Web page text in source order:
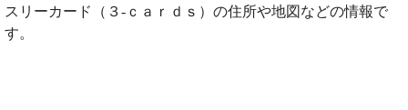
スリーカード（３‐ｃａｒｄｓ）の住所や地図などの情報で
す。